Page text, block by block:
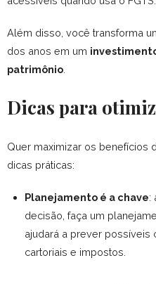
Além disso, você transforma
dos anos em um
patrimônio
Dicas para
Quer maximizar os benefícios
dicas práticas:
Planejamento é a chave:
decisão, faça um
ajudará a prever possíveis
cartoriais e impostos.